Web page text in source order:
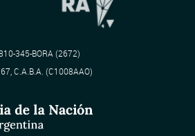
345-BORA (2672)
C.A.B.A. (C1008AAO)